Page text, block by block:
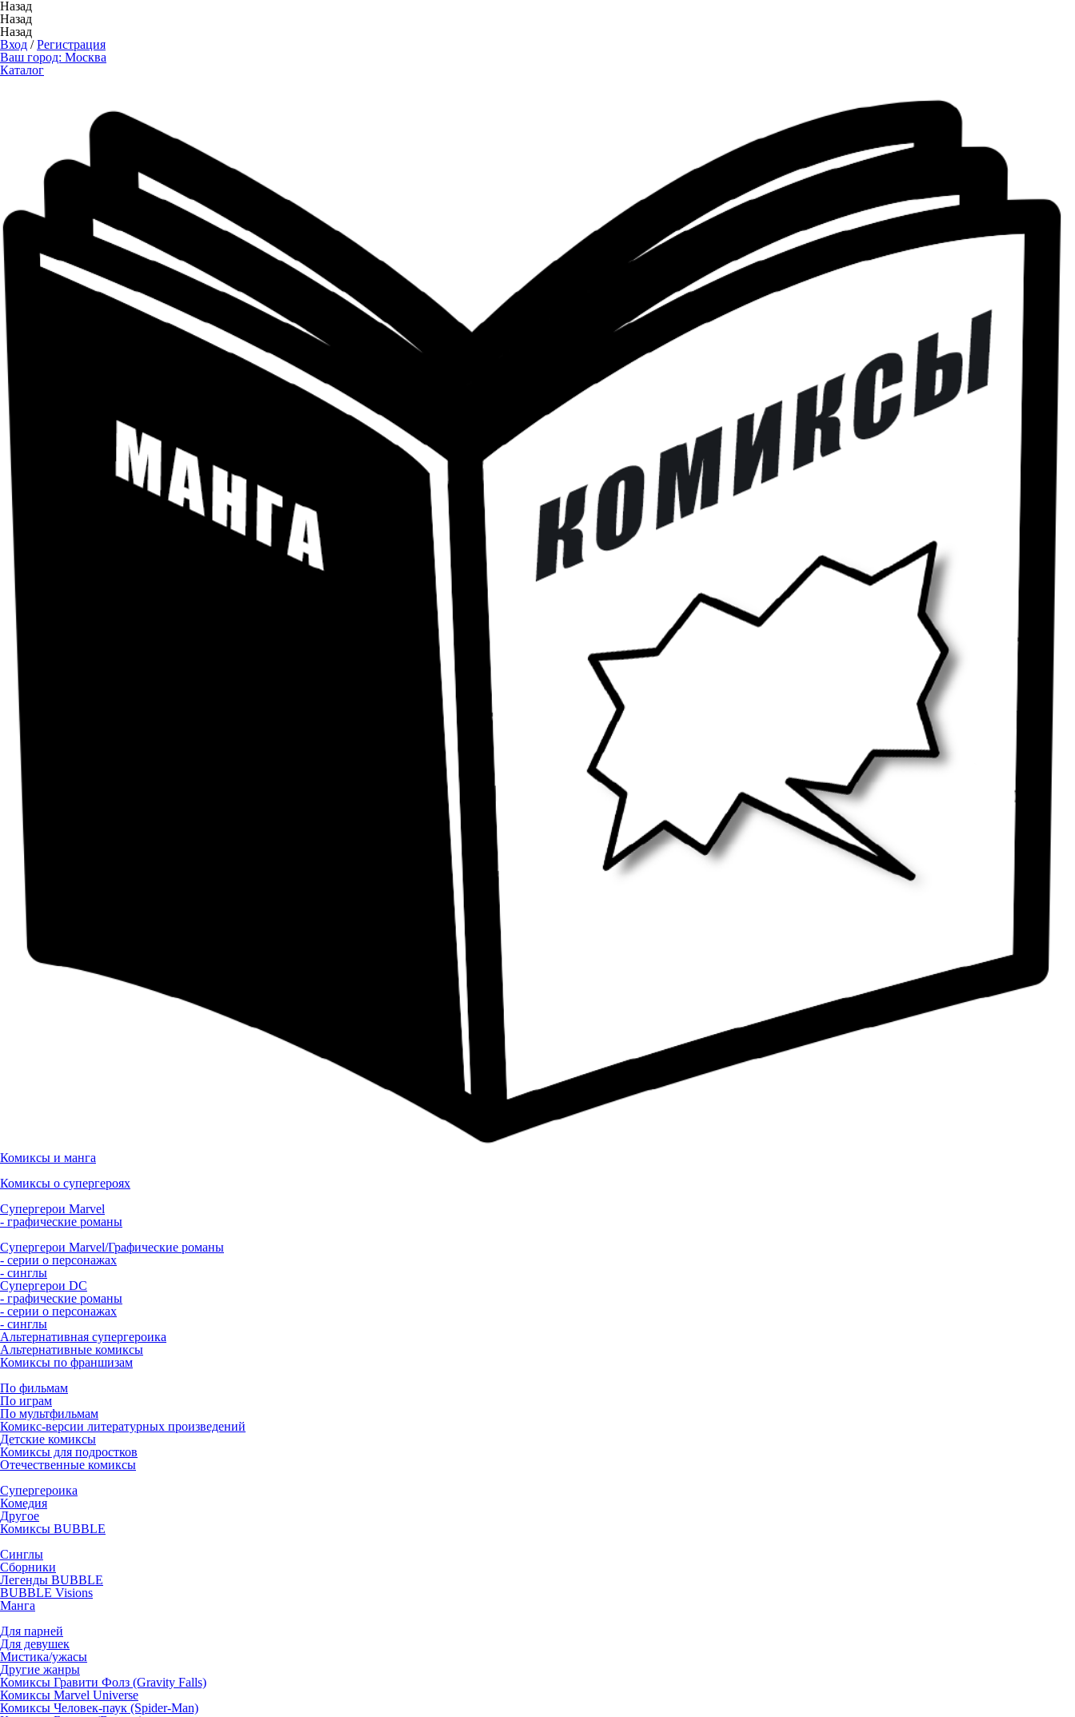
Назад
Назад
Назад
Вход /Регистрация
Ваш город: Москва
Каталог
Комиксы и манга
Комиксы о супергероях
Супергерои Marvel
- графические романы
Супергерои Marvel/Графические романы
- серии о персонажах
- синглы
Супергерои DC
- графические романы
- серии о персонажах
- синглы
Альтернативная супергероика
Альтернативные комиксы
Комиксы по франшизам
По фильмам
По играм
По мультфильмам
Комикс-версии литературных произведений
Детские комиксы
Комиксы для подростков
Отечественные комиксы
Супергероика
Комедия
Другое
Комиксы BUBBLE
Синглы
Сборники
Легенды BUBBLE
BUBBLE Visions
Манга
Для парней
Для девушек
Мистика/ужасы
Другие жанры
Комиксы Гравити Фолз (Gravity Falls)
Комиксы Marvel Universe
Комиксы Человек-паук (Spider-Man)